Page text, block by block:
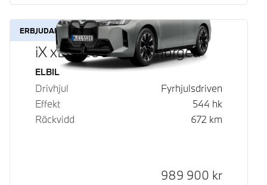
ERBJUDANDE
iX xDrive60 Fully Charged
Bränsle
ELBIL
Drivhjul
Fyrhjulsdriven
Effekt
544 hk
Räckvidd
672 km
Kontantpris
989 900 kr